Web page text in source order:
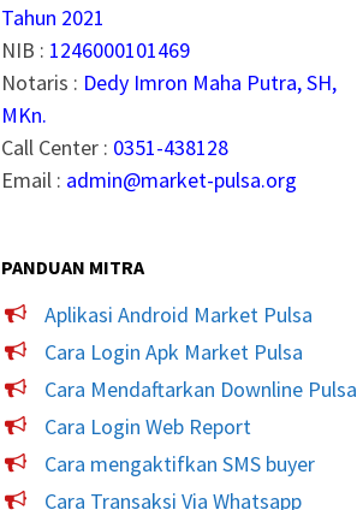
Tahun 2021
NIB : 1246000101469
Notaris : Dedy Imron Maha Putra, SH,
MKn.
Call Center : 0351-438128
Email : admin@market-pulsa.org
PANDUAN MITRA
Aplikasi Android Market Pulsa
Cara Login Apk Market Pulsa
Cara Mendaftarkan Downline Pulsa
Cara Login Web Report
Cara mengaktifkan SMS buyer
Cara Transaksi Via Whatsapp